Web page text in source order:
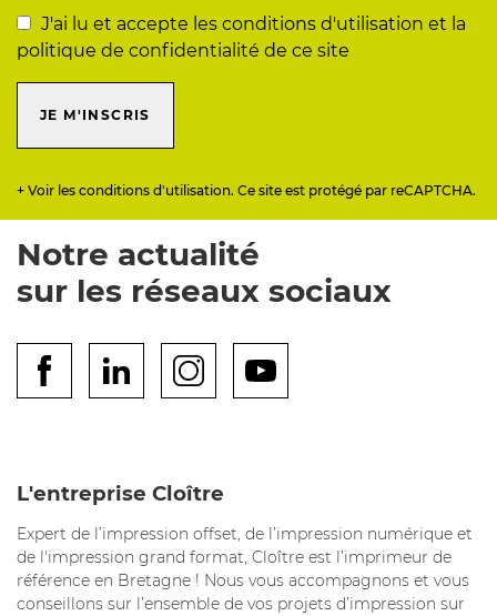
J'ai lu et accepte les conditions d'utilisation et la
politique de confidentialité de ce site
JE M'INSCRIS
+ Voir les conditions d'utilisation. Ce site est protégé par reCAPTCHA.
Notre actualité
sur les réseaux sociaux
L'entreprise Cloître
Expert de l’impression offset, de l’impression numérique et
de l'impression grand format, Cloître est l’imprimeur de
référence en Bretagne ! Nous vous accompagnons et vous
conseillons sur l’ensemble de vos projets d’impression sur